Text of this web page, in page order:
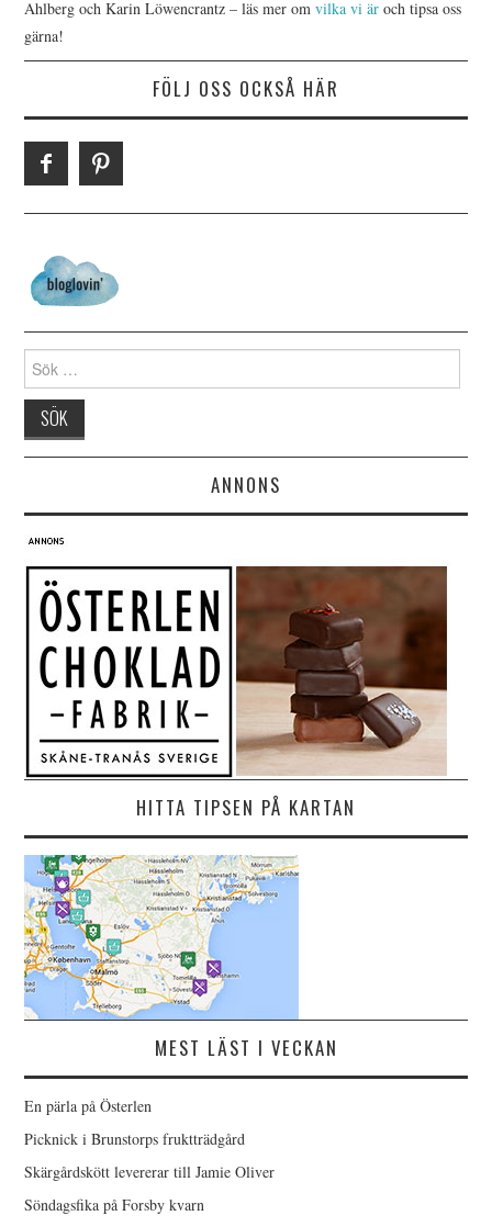
Ahlberg och Karin Löwencrantz – läs mer omvilka vi är och tipsa oss
gärna!
FÖLJ OSS OCKSÅ HÄR
Search for:
ANNONS
HITTA TIPSEN PÅ KARTAN
MEST LÄST I VECKAN
En pärla på Österlen
Picknick i Brunstorps fruktträdgård
Skärgårdskött levererar till Jamie Oliver
Söndagsfika på Forsby kvarn